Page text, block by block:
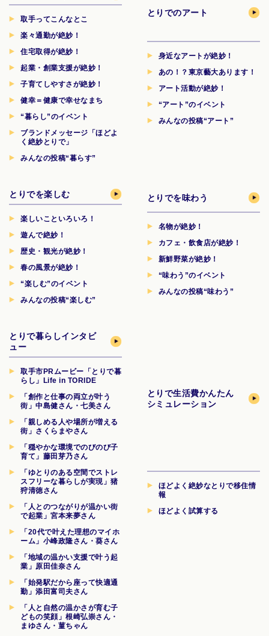
取手ってこんなとこ
楽々通勤が絶妙！
住宅取得が絶妙！
起業・創業支援が絶妙！
子育てしやすさが絶妙！
健幸＝健康で幸せなまち
“暮らし”のイベント
ブランドメッセージ「ほどよ
く絶妙とりで」
みんなの投稿“暮らす”
とりでのアート
身近なアートが絶妙！
あの！？東京藝大あります！
アート活動が絶妙！
“アート”のイベント
みんなの投稿“アート”
とりでを楽しむ
楽しいこといろいろ！
遊んで絶妙！
歴史・観光が絶妙！
春の風景が絶妙！
“楽しむ”のイベント
みんなの投稿“楽しむ”
とりでを味わう
名物が絶妙！
カフェ・飲食店が絶妙！
新鮮野菜が絶妙！
“味わう”のイベント
みんなの投稿“味わう”
とりで暮らしインタビ
ュー
取手市PRムービー「とりで暮
らし」Life in TORIDE
「創作と仕事の両立が叶う
街」中島健さん・七美さん
「親しめる人や場所が増える
街」さくらまやさん
「穏やかな環境でのびのび子
育て」藤田芽乃さん
「ゆとりのある空間でストレ
スフリーな暮らしが実現」猪
狩清徳さん
「人とのつながりが温かい街
で起業」宮本来夢さん
「20代で叶えた理想のマイホ
ーム」小峰政隆さん・葵さん
「地域の温かい支援で叶う起
業」原田佳奈さん
「始発駅だから座って快適通
勤」添田富司夫さん
「人と自然の温かさが育む子
どもの笑顔」根崎弘崇さん・
まゆさん・菫ちゃん
とりで生活費かんたん
シミュレーション
ほどよく絶妙なとりで移住情
報
ほどよく試算する